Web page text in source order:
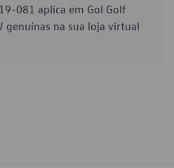
081 aplica em Gol Golf
genuínas na sua loja virtual